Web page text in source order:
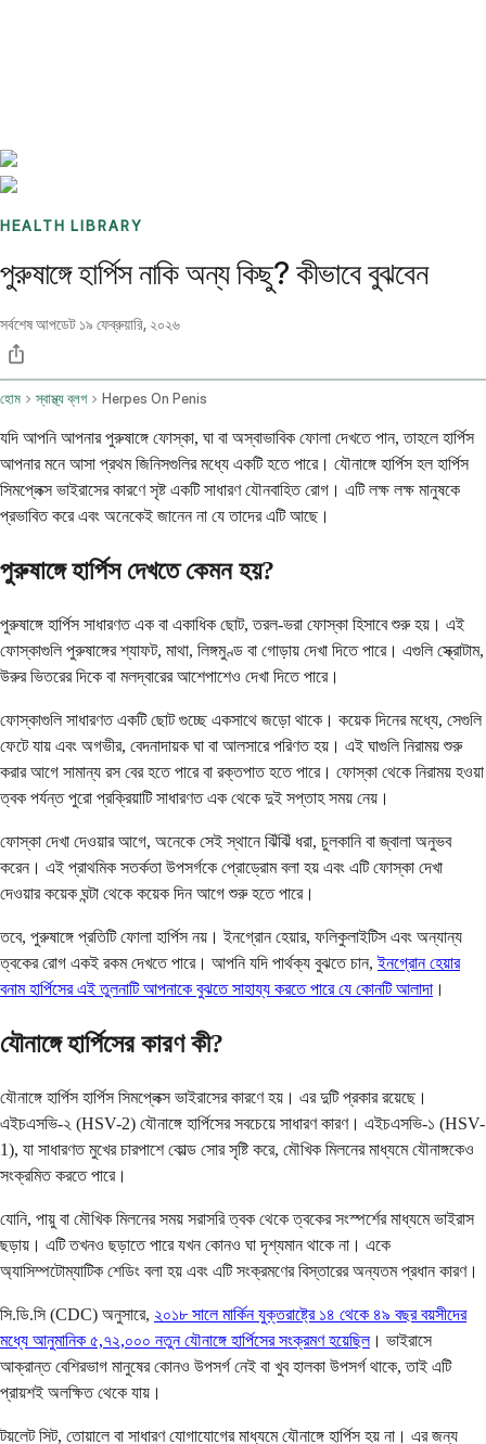
HEALTH LIBRARY
পুরুষাঙ্গে হার্পিস নাকি অন্য কিছু? কীভাবে বুঝবেন
সর্বশেষ আপডেট ১৯ ফেব্রুয়ারি, ২০২৬
হোম স্বাস্থ্য ব্লগ Herpes On Penis
যদি আপনি আপনার পুরুষাঙ্গে ফোস্কা, ঘা বা অস্বাভাবিক ফোলা দেখতে পান, তাহলে হার্পিস
আপনার মনে আসা প্রথম জিনিসগুলির মধ্যে একটি হতে পারে। যৌনাঙ্গে হার্পিস হল হার্পিস
সিমপ্লেক্স ভাইরাসের কারণে সৃষ্ট একটি সাধারণ যৌনবাহিত রোগ। এটি লক্ষ লক্ষ মানুষকে
প্রভাবিত করে এবং অনেকেই জানেন না যে তাদের এটি আছে।
পুরুষাঙ্গে হার্পিস দেখতে কেমন হয়?
পুরুষাঙ্গে হার্পিস সাধারণত এক বা একাধিক ছোট, তরল-ভরা ফোস্কা হিসাবে শুরু হয়। এই
ফোস্কাগুলি পুরুষাঙ্গের শ্যাফট, মাথা, লিঙ্গমুণ্ড বা গোড়ায় দেখা দিতে পারে। এগুলি স্ক্রোটাম,
উরুর ভিতরের দিকে বা মলদ্বারের আশেপাশেও দেখা দিতে পারে।
ফোস্কাগুলি সাধারণত একটি ছোট গুচ্ছে একসাথে জড়ো থাকে। কয়েক দিনের মধ্যে, সেগুলি
ফেটে যায় এবং অগভীর, বেদনাদায়ক ঘা বা আলসারে পরিণত হয়। এই ঘাগুলি নিরাময় শুরু
করার আগে সামান্য রস বের হতে পারে বা রক্তপাত হতে পারে। ফোস্কা থেকে নিরাময় হওয়া
ত্বক পর্যন্ত পুরো প্রক্রিয়াটি সাধারণত এক থেকে দুই সপ্তাহ সময় নেয়।
ফোস্কা দেখা দেওয়ার আগে, অনেকে সেই স্থানে ঝিঁঝিঁ ধরা, চুলকানি বা জ্বালা অনুভব
করেন। এই প্রাথমিক সতর্কতা উপসর্গকে প্রোড্রোম বলা হয় এবং এটি ফোস্কা দেখা
দেওয়ার কয়েক ঘন্টা থেকে কয়েক দিন আগে শুরু হতে পারে।
তবে, পুরুষাঙ্গে প্রতিটি ফোলা হার্পিস নয়। ইনগ্রোন হেয়ার, ফলিকুলাইটিস এবং অন্যান্য
ত্বকের রোগ একই রকম দেখতে পারে। আপনি যদি পার্থক্য বুঝতে চান,ইনগ্রোন হেয়ার
বনাম হার্পিসের এই তুলনাটি আপনাকে বুঝতে সাহায্য করতে পারে যে কোনটি আলাদা ।
যৌনাঙ্গে হার্পিসের কারণ কী?
যৌনাঙ্গে হার্পিস হার্পিস সিমপ্লেক্স ভাইরাসের কারণে হয়। এর দুটি প্রকার রয়েছে।
এইচএসভি-২ (HSV-2) যৌনাঙ্গে হার্পিসের সবচেয়ে সাধারণ কারণ। এইচএসভি-১ (HSV-
1), যা সাধারণত মুখের চারপাশে কোল্ড সোর সৃষ্টি করে, মৌখিক মিলনের মাধ্যমে যৌনাঙ্গকেও
সংক্রমিত করতে পারে।
যোনি, পায়ু বা মৌখিক মিলনের সময় সরাসরি ত্বক থেকে ত্বকের সংস্পর্শের মাধ্যমে ভাইরাস
ছড়ায়। এটি তখনও ছড়াতে পারে যখন কোনও ঘা দৃশ্যমান থাকে না। একে
অ্যাসিম্পটোম্যাটিক শেডিং বলা হয় এবং এটি সংক্রমণের বিস্তারের অন্যতম প্রধান কারণ।
সি.ডি.সি (CDC) অনুসারে, ২০১৮ সালে মার্কিন যুক্তরাষ্ট্রে ১৪ থেকে ৪৯ বছর বয়সীদের
মধ্যে আনুমানিক ৫,৭২,০০০ নতুন যৌনাঙ্গে হার্পিসের সংক্রমণ হয়েছিল। ভাইরাসে
আক্রান্ত বেশিরভাগ মানুষের কোনও উপসর্গ নেই বা খুব হালকা উপসর্গ থাকে, তাই এটি
প্রায়শই অলক্ষিত থেকে যায়।
টয়লেট সিট, তোয়ালে বা সাধারণ যোগাযোগের মাধ্যমে যৌনাঙ্গে হার্পিস হয় না। এর জন্য